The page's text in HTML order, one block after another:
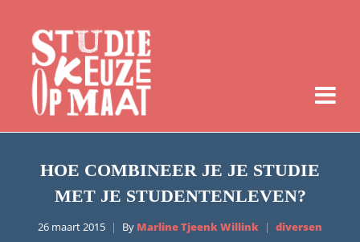
HOE COMBINEER JE JE STUDIE
MET JE STUDENTENLEVEN?
26 maart 2015 By Marline Tjeenk Willink diversen